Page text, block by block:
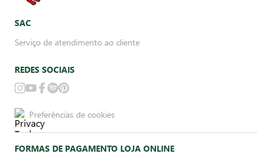
SAC
Serviço de atendimento ao cliente
REDES SOCIAIS
Preferências de cookies
FORMAS DE PAGAMENTO LOJA ONLINE